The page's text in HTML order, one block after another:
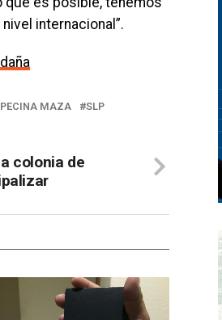
internacional”.
MAZA SLP
colonia de